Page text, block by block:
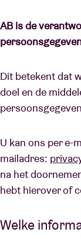
Contact
AB is de
Dit betekent dat
doel en de
U kan ons per e-
mailadres:
na het
hebt hierover of
Welke